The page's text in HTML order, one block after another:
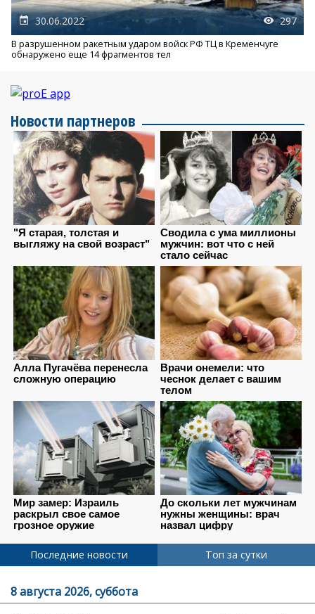
30.06.2022 297
В разрушенном ракетным ударом войск РФ ТЦ в Кременчуге
обнаружено еще 14 фрагментов тел
Новости партнеров
Последние новости Топ за сутки
8 августа 2026, суббота